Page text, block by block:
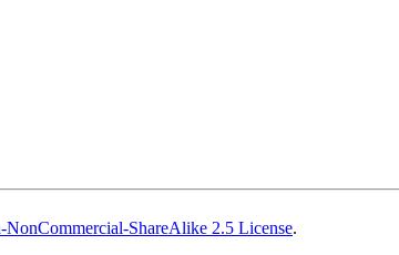
ShareAlike 2.5 License.